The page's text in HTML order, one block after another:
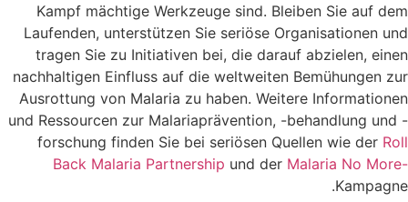
Kampf mächtige Werkzeuge sind. Bleiben Sie auf dem
Laufenden, unterstützen Sie seriöse Organisationen und
tragen Sie zu Initiativen bei, die darauf abzielen, einen
nachhaltigen Einfluss auf die weltweiten Bemühungen zur
Ausrottung von Malaria zu haben. Weitere Informationen
und Ressourcen zur Malariaprävention, -behandlung und -
forschung finden Sie bei seriösen Quellen wie der Roll
Back Malaria Partnership und der Malaria No More-
Kampagne.